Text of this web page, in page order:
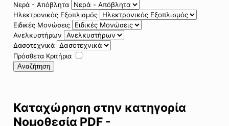
Νερά - Απόβλητα
Ηλεκτρονικός Εξοπλισμός
Ειδικές Μονώσεις
Ανελκυστήρων
Δασοτεχνικά
Πρόσθετα Κριτήρια
Αναζήτηση
Καταχώρηση στην κατηγορία
Νομοθεσία PDF -